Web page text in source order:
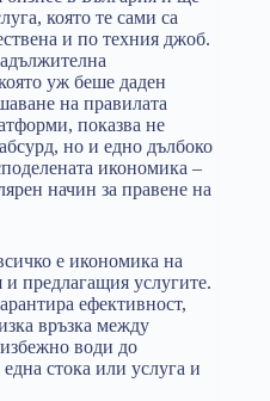
която те сами са
и по техния джоб.
уж беше даден
на правилата
показва не
но и едно дълбоко
икономика –
начин за правене на
е икономика на
предлагащия услугите.
ефективност,
връзка между
води до
стока или услуга и